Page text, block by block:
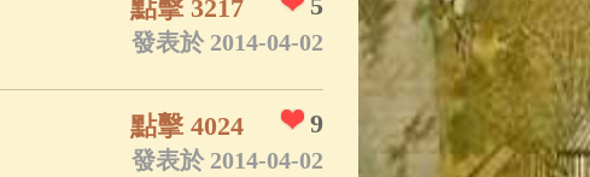
點擊 3217
發表於 2014-04-02
9
點擊 4024
發表於 2014-04-02